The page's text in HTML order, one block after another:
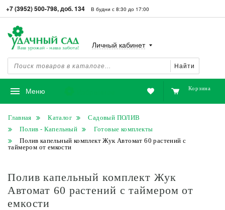
+7 (3952) 500-798, доб. 134 В будни с 8:30 до 17:00
Найти
Личный кабинет
Меню Корзина
Главная Каталог
Садовый ПОЛИВ
Полив - Капельный
Готовые комплекты
Полив капельный комплект Жук Автомат 60 растений с
таймером от емкости
Полив капельный комплект Жук
Автомат 60 растений с таймером от
емкости